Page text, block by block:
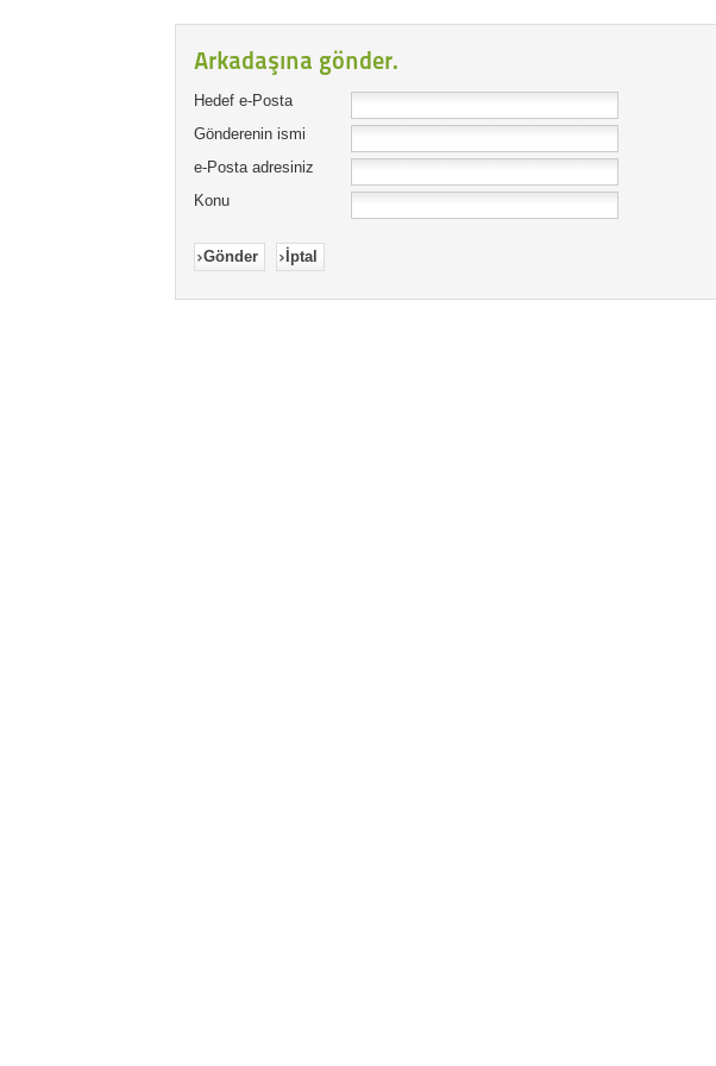
Arkadaşına gönder.
Hedef e-Posta
Gönderenin ismi
e-Posta adresiniz
Konu
Gönder İptal